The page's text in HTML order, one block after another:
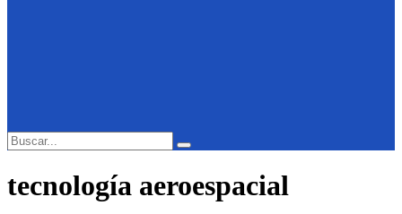
Search
for:
Search
tecnología aeroespacial